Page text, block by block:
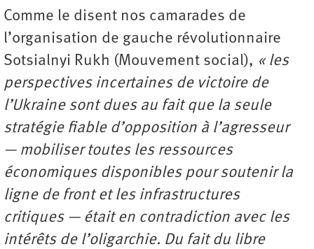
Comme le disent nos camarades de
l’organisation de gauche révolutionnaire
Sotsialnyi Rukh (Mouvement social), « les
perspectives incertaines de victoire de
l’Ukraine sont dues au fait que la seule
stratégie fiable d’opposition à l’agresseur
— mobiliser toutes les ressources
économiques disponibles pour soutenir la
ligne de front et les infrastructures
critiques — était en contradiction avec les
intérêts de l’oligarchie. Du fait du libre